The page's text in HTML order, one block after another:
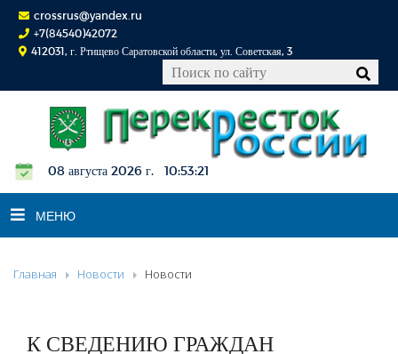
crossrus@yandex.ru
+7(84540)42072
412031, г. Ртищево Саратовской области, ул. Советская, 3
08 августа 2026 г. 10:53:22
МЕНЮ
НОВОСТИ
К СВЕДЕНИЮ
Главная Новости Новости
К СВЕДЕНИЮ ГРАЖДАН